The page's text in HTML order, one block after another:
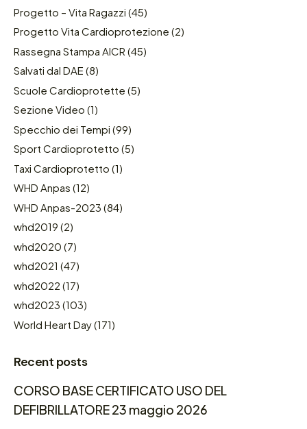
Progetto – Vita Ragazzi (45)
Progetto Vita Cardioprotezione (2)
Rassegna Stampa AICR (45)
Salvati dal DAE (8)
Scuole Cardioprotette (5)
Sezione Video (1)
Specchio dei Tempi (99)
Sport Cardioprotetto (5)
Taxi Cardioprotetto (1)
WHD Anpas (12)
WHD Anpas-2023 (84)
whd2019 (2)
whd2020 (7)
whd2021 (47)
whd2022 (17)
whd2023 (103)
World Heart Day(171)
Recent posts
CORSO BASE CERTIFICATO USO DEL
DEFIBRILLATORE 23 maggio 2026